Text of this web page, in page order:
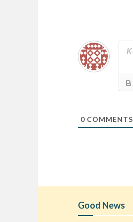
0 COMMENTS
Good News